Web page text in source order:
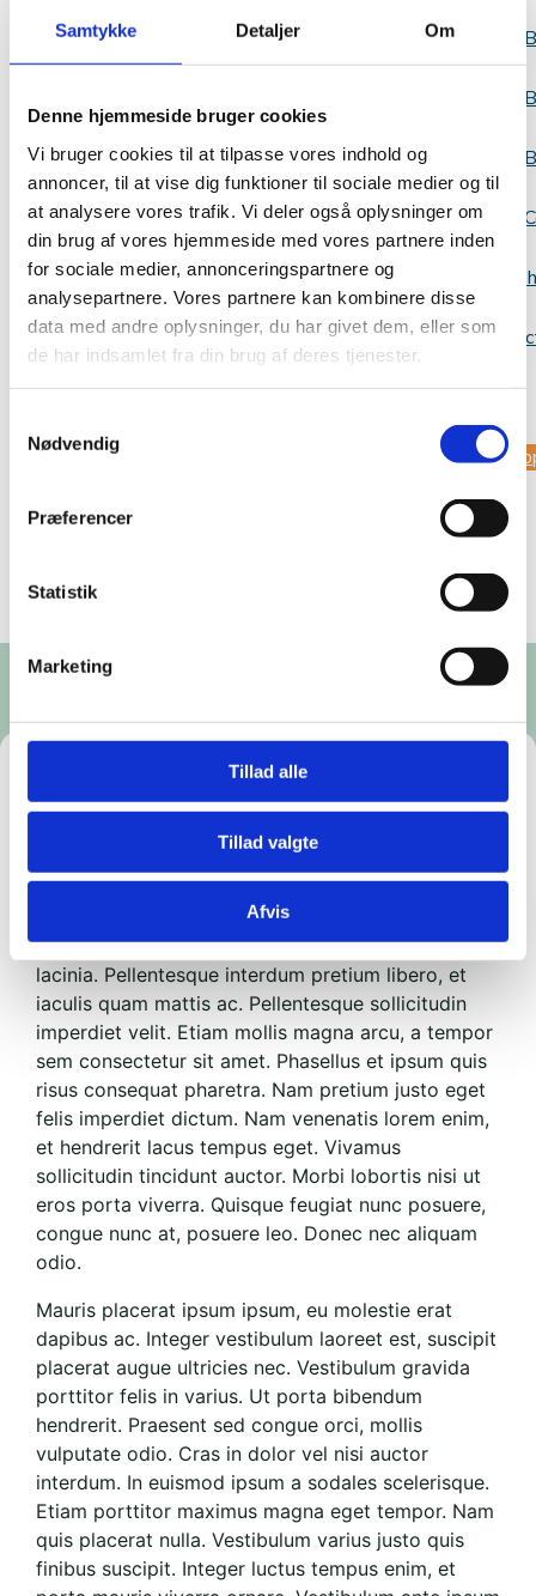
Samtykke Detaljer Om
Denne hjemmeside bruger cookies
Vi bruger cookies til at tilpasse vores indhold og
annoncer, til at vise dig funktioner til sociale medier og til
at analysere vores trafik. Vi deler også oplysninger om
din brug af vores hjemmeside med vores partnere inden
for sociale medier, annonceringspartnere og
analysepartnere. Vores partnere kan kombinere disse
data med andre oplysninger, du har givet dem, eller som
de har indsamlet fra din brug af deres tjenester.
Nødvendig
Præferencer
Statistik
Marketing
Tillad alle
Tillad valgte
Afvis
us
Test 1 - Knowledge about minerals
from underground Greenland
Lorem ipsum dolor sit amet, consectetur
adipiscing elit. Donec egestas est eget suscipit
fringilla. Phasellus pellentesque nisi at sagittis
lacinia. Pellentesque interdum pretium libero, et
iaculis quam mattis ac. Pellentesque sollicitudin
imperdiet velit. Etiam mollis magna arcu, a tempor
sem consectetur sit amet. Phasellus et ipsum quis
risus consequat pharetra. Nam pretium justo eget
felis imperdiet dictum. Nam venenatis lorem enim,
et hendrerit lacus tempus eget. Vivamus
sollicitudin tincidunt auctor. Morbi lobortis nisi ut
eros porta viverra. Quisque feugiat nunc posuere,
congue nunc at, posuere leo. Donec nec aliquam
odio.
Mauris placerat ipsum ipsum, eu molestie erat
dapibus ac. Integer vestibulum laoreet est, suscipit
placerat augue ultricies nec. Vestibulum gravida
porttitor felis in varius. Ut porta bibendum
hendrerit. Praesent sed congue orci, mollis
vulputate odio. Cras in dolor vel nisi auctor
interdum. In euismod ipsum a sodales scelerisque.
Etiam porttitor maximus magna eget tempor. Nam
quis placerat nulla. Vestibulum varius justo quis
finibus suscipit. Integer luctus tempus enim, et